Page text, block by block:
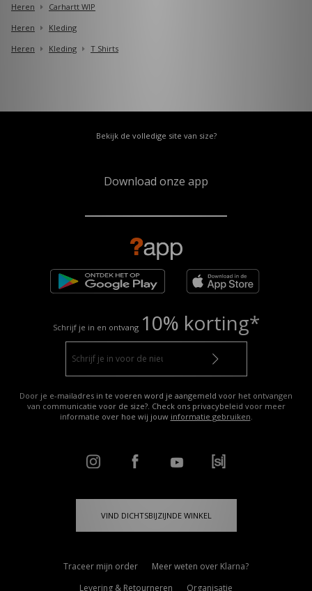
Heren
Carhartt WIP
Heren
Kleding
Heren
Kleding T Shirts
Bekijk de volledige site van size?
Download onze app
Schrijf je in en ontvang 10% korting*
Door je e-mailadres in te voeren word je aangemeld voor het ontvangen
van communicatie voor de size?. Check ons privacybeleid voor meer
informatie over hoe wij jouw informatie gebruiken
VIND DICHTSBIJZIJNDE WINKEL
Traceer mijn order
Meer weten over Klarna?
Levering & Retourneren
Organisatie